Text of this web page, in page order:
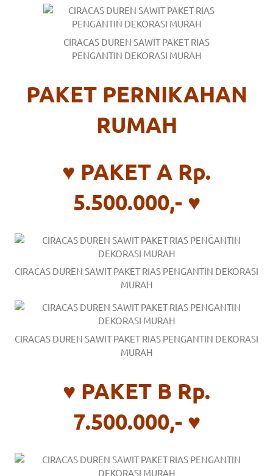
https://
imitation
https://www.gameswatches.com
wonderful
for
good
man
luxury
watches.
CIRACAS DUREN SAWIT PAKET RIAS
PENGANTIN DEKORASI MURAH
PAKET PERNIKAHAN
RUMAH
♥ PAKET A Rp.
5.500.000,- ♥
CIRACAS DUREN SAWIT PAKET RIAS PENGANTIN DEKORASI
MURAH
CIRACAS DUREN SAWIT PAKET RIAS PENGANTIN DEKORASI
MURAH
♥ PAKET B Rp.
7.500.000,- ♥